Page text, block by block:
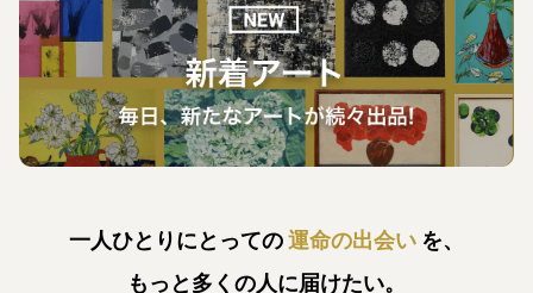
一人ひとりにとっての運命の出会い を、
もっと多くの人に届けたい。